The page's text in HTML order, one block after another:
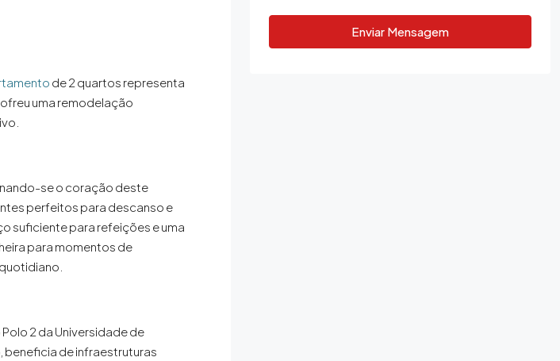
de 2 quartos representa
uma remodelação
se o coração deste
perfeitos para descanso e
suficiente para refeições e uma
para momentos de
2 da Universidade de
beneficia de infraestruturas
Enviar Mensagem